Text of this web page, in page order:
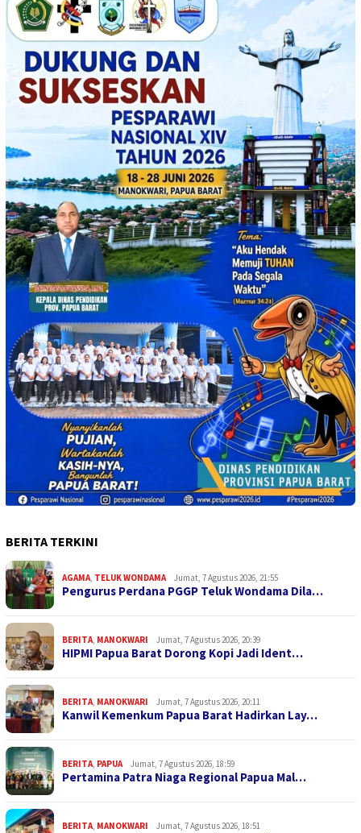
BERITA TERKINI
AGAMA, TELUK WONDAMA Jumat, 7 Agustus 2026, 21:55
Pengurus Perdana PGGP Teluk Wondama Dila…
BERITA, MANOKWARI Jumat, 7 Agustus 2026, 20:39
HIPMI Papua Barat Dorong Kopi Jadi Ident…
BERITA, MANOKWARI Jumat, 7 Agustus 2026, 20:11
Kanwil Kemenkum Papua Barat Hadirkan Lay…
BERITA, PAPUA Jumat, 7 Agustus 2026, 18:59
Pertamina Patra Niaga Regional Papua Mal…
BERITA, MANOKWARI Jumat, 7 Agustus 2026, 18:51